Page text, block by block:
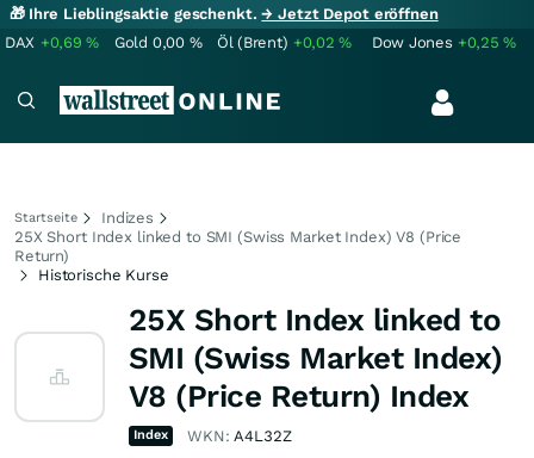
🎁 Ihre Lieblingsaktie geschenkt.→ Jetzt Depot eröffnen
DAX +0,69% Gold 0,00 % Öl (Brent) +0,02% Dow Jones +0,25%
Startseite
Indizes
25X Short Index linked to SMI (Swiss Market Index) V8 (Price
Return)
Historische Kurse
25X Short Index linked to
SMI (Swiss Market Index)
V8 (Price Return) Index
Index WKN:A4L32Z